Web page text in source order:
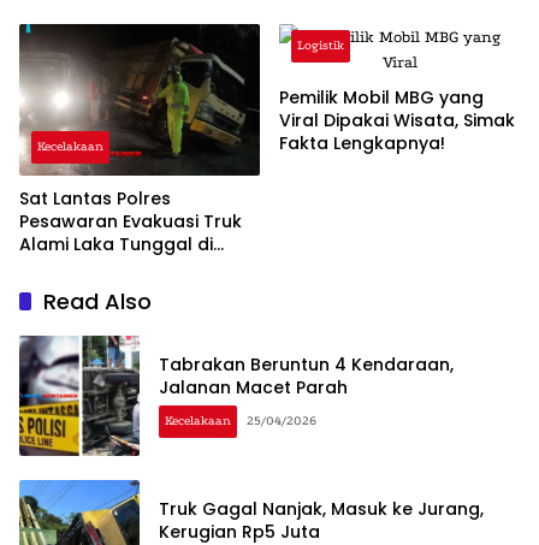
Kecelakaan
Sat Lantas Polres
Pesawaran Evakuasi Truk
Alami Laka Tunggal di
Logistik
Pemilik Mobil MBG yang
Viral Dipakai Wisata, Simak
Fakta Lengkapnya!
Read Also
Tabrakan Beruntun 4 Kendaraan,
Jalanan Macet Parah
Kecelakaan 25/04/2026
Truk Gagal Nanjak, Masuk ke Jurang,
Kerugian Rp5 Juta